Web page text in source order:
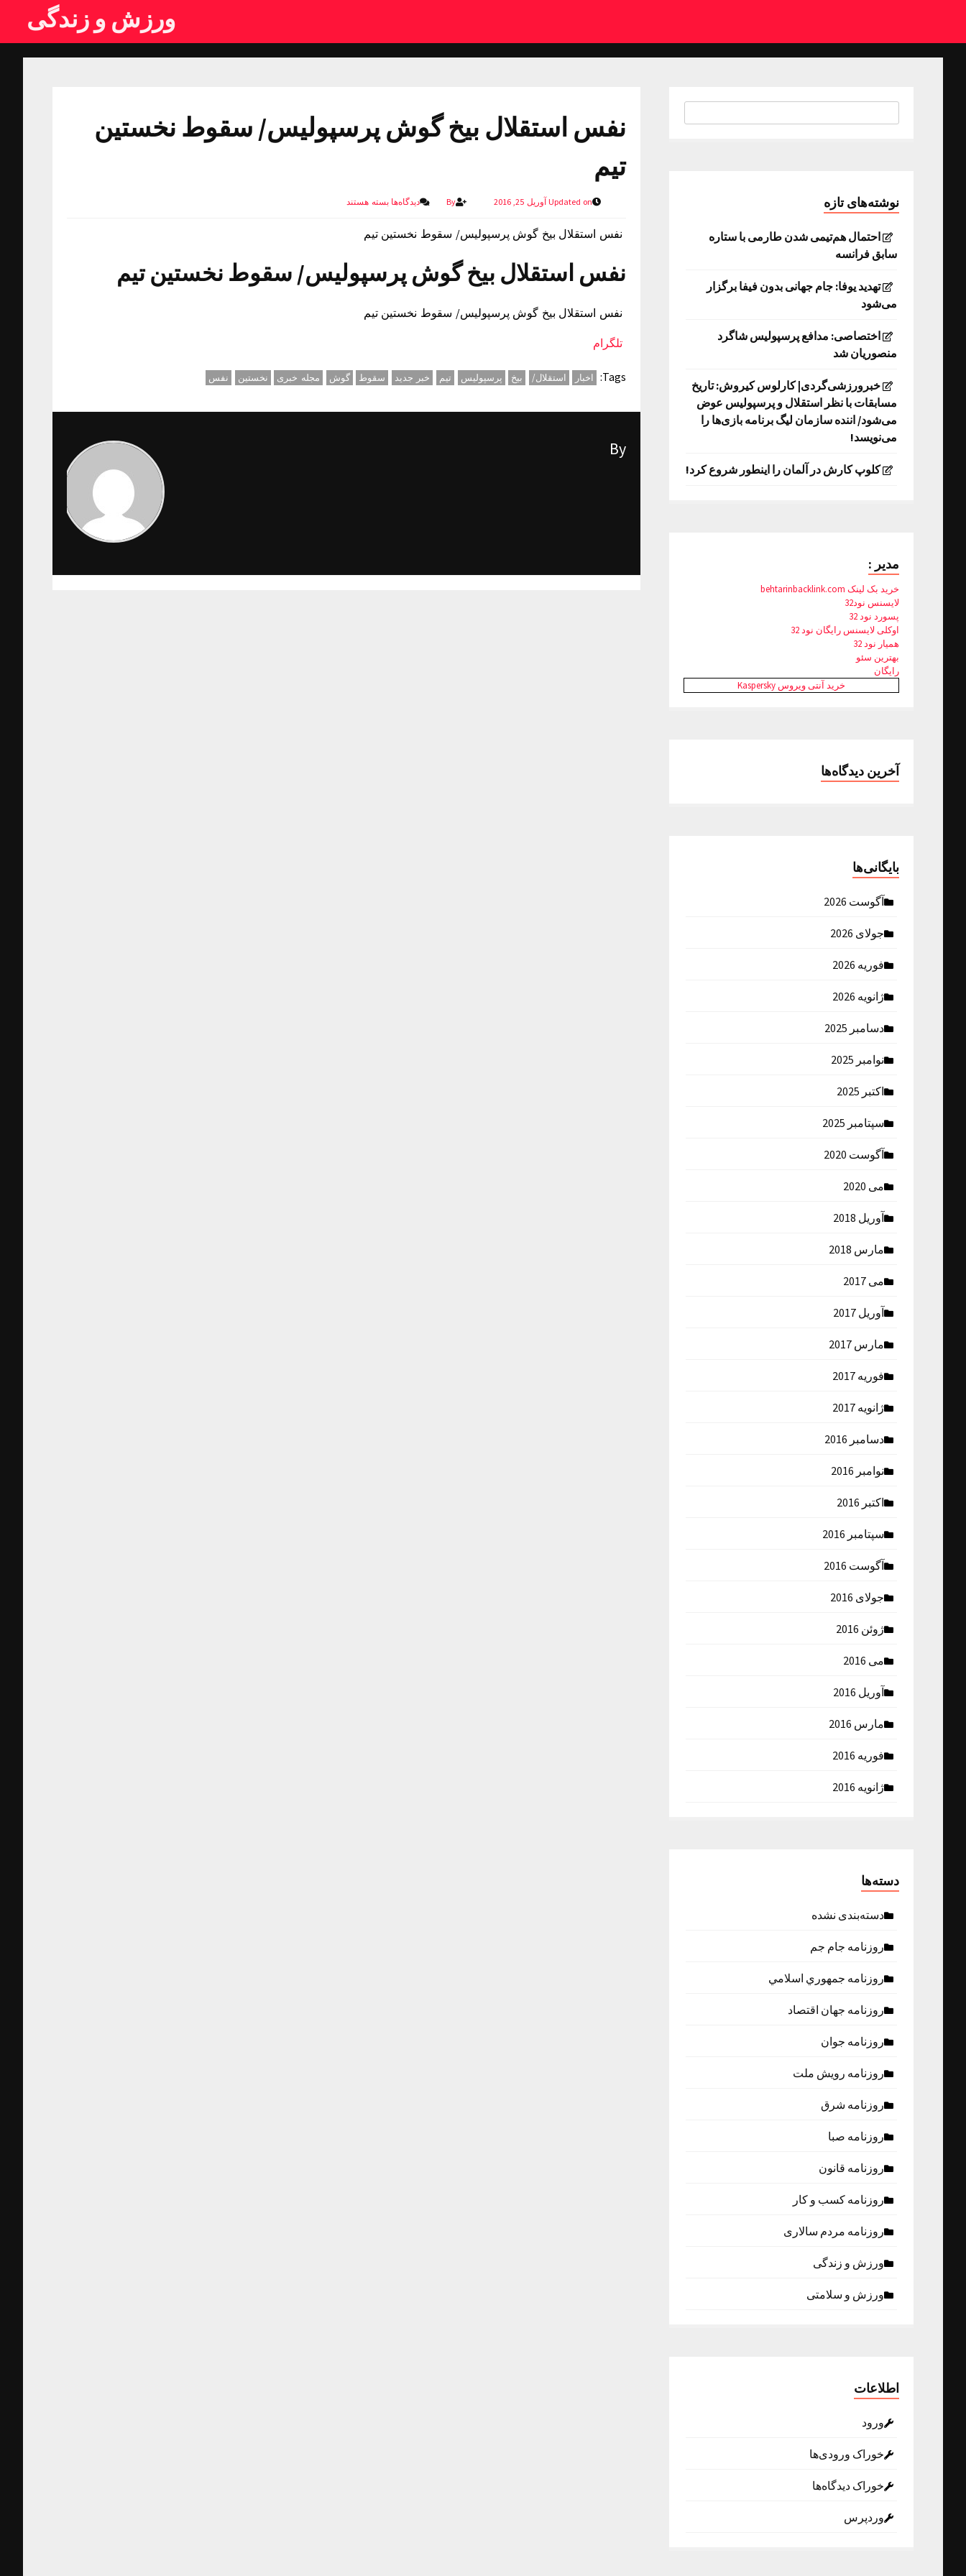
ورزش و زندگی
نفس استقلال بیخ گوش پرسپولیس/ سقوط نخستین
تیم
Updated on آوریل 25, 2016 By دیدگاه‌هابسته هستند
نفس استقلال بیخ گوش پرسپولیس/ سقوط نخستین تیم
نفس استقلال بیخ گوش پرسپولیس/ سقوط نخستین تیم
نفس استقلال بیخ گوش پرسپولیس/ سقوط نخستین تیم
تلگرام
Tags: اخبار استقلال/ بیخ پرسپولیس تیم خبر جدید سقوط گوش مجله خبری نخستین نفس
By
نوشته‌های تازه
احتمال هم‌تیمی شدن طارمی با ستاره
سابق فرانسه
تهدید یوفا: جام جهانی بدون فیفا برگزار
می‌شود
اختصاصی: مدافع پرسپولیس شاگرد
منصوریان شد
خبرورزشی‌گردی| کارلوس کیروش: تاریخ
مسابقات با نظر استقلال و پرسپولیس عوض
می‌شود/ اننده سازمان لیگ برنامه بازی‌ها را
می‌نویسد!
کلوپ کارش در آلمان را اینطور شروع کرد!
مدیر :
خرید بک لینک behtarinbacklink.com
لایسنس نود32
پسورد نود 32
اوکلی لایسنس رایگان نود 32
همیار نود 32
بهترین سئو
رایگان
خرید آنتی ویروس Kaspersky
آخرین دیدگاه‌ها
بایگانی‌ها
آگوست 2026
جولای 2026
فوریه 2026
ژانویه 2026
دسامبر 2025
نوامبر 2025
اکتبر 2025
سپتامبر 2025
آگوست 2020
می 2020
آوریل 2018
مارس 2018
می 2017
آوریل 2017
مارس 2017
فوریه 2017
ژانویه 2017
دسامبر 2016
نوامبر 2016
اکتبر 2016
سپتامبر 2016
آگوست 2016
جولای 2016
ژوئن 2016
می 2016
آوریل 2016
مارس 2016
فوریه 2016
ژانویه 2016
دسته‌ها
دسته‌بندی نشده
روزنامه جام جم
روزنامه جمهوري اسلامي
روزنامه جهان اقتصاد
روزنامه جوان
روزنامه رویش ملت
روزنامه شرق
روزنامه صبا
روزنامه قانون
روزنامه كسب و كار
روزنامه مردم سالاری
ورزش و زندگی
ورزش و سلامتی
اطلاعات
ورود
خوراک ورودی‌ها
خوراک دیدگاه‌ها
وردپرس